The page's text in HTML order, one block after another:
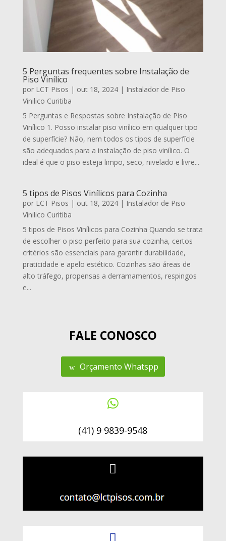
5 Perguntas frequentes sobre Instalação de
Piso Vinílico
por LCT Pisos | out 18, 2024| Instalador de Piso
Vinilico Curitiba
5 Perguntas e Respostas sobre Instalação de Piso
Vinílico 1. Posso instalar piso vinílico em qualquer tipo
de superfície? Não, nem todos os tipos de superfície
são adequados para a instalação de piso vinílico. O
ideal é que o piso esteja limpo, seco, nivelado e livre...
5 tipos de Pisos Vinílicos para Cozinha
por LCT Pisos | out 18, 2024| Instalador de Piso
Vinilico Curitiba
5 tipos de Pisos Vinílicos para Cozinha Quando se trata
de escolher o piso perfeito para sua cozinha, certos
critérios são essenciais para garantir durabilidade,
praticidade e apelo estético. Cozinhas são áreas de
alto tráfego, propensas a derramamentos, respingos
e...
FALE CONOSCO
Orçamento Whatspp

(41) 9 9839-9548

